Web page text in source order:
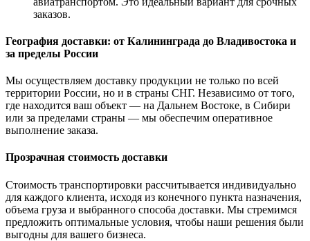
заказов.
География доставки: от Калининграда до Владивостока и
за пределы России
Мы осуществляем доставку продукции не только по всей
территории России, но и в страны СНГ. Независимо от того,
где находится ваш объект — на Дальнем Востоке, в Сибири
или за пределами страны — мы обеспечим оперативное
выполнение заказа.
Прозрачная стоимость доставки
Стоимость транспортировки рассчитывается индивидуально
для каждого клиента, исходя из конечного пункта назначения,
объема груза и выбранного способа доставки. Мы стремимся
предложить оптимальные условия, чтобы наши решения были
выгодны для вашего бизнеса.